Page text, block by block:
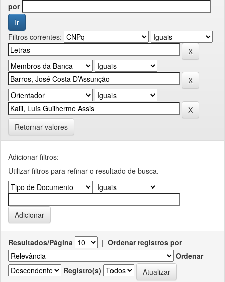
por
Filtros correntes:
Retornar valores
Adicionar filtros:
Utilizar filtros para refinar o resultado de busca.
Resultados/Página | Ordenar registros por
Ordenar
Registro(s)